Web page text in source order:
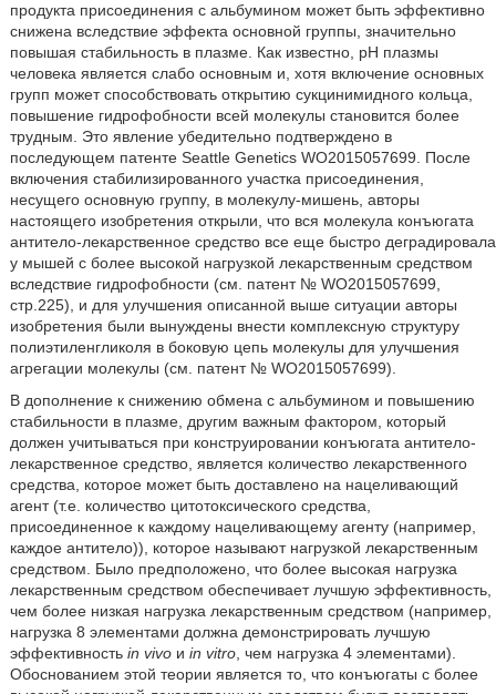
продукта присоединения с альбумином может быть эффективно
снижена вследствие эффекта основной группы, значительно
повышая стабильность в плазме. Как известно, pH плазмы
человека является слабо основным и, хотя включение основных
групп может способствовать открытию сукцинимидного кольца,
повышение гидрофобности всей молекулы становится более
трудным. Это явление убедительно подтверждено в
последующем патенте Seattle Genetics WO2015057699. После
включения стабилизированного участка присоединения,
несущего основную группу, в молекулу-мишень, авторы
настоящего изобретения открыли, что вся молекула конъюгата
антитело-лекарственное средство все еще быстро деградировала
у мышей с более высокой нагрузкой лекарственным средством
вследствие гидрофобности (см. патент № WO2015057699,
стр.225), и для улучшения описанной выше ситуации авторы
изобретения были вынуждены внести комплексную структуру
полиэтиленгликоля в боковую цепь молекулы для улучшения
агрегации молекулы (см. патент № WO2015057699).
В дополнение к снижению обмена с альбумином и повышению
стабильности в плазме, другим важным фактором, который
должен учитываться при конструировании конъюгата антитело-
лекарственное средство, является количество лекарственного
средства, которое может быть доставлено на нацеливающий
агент (т.е. количество цитотоксического средства,
присоединенное к каждому нацеливающему агенту (например,
каждое антитело)), которое называют нагрузкой лекарственным
средством. Было предположено, что более высокая нагрузка
лекарственным средством обеспечивает лучшую эффективность,
чем более низкая нагрузка лекарственным средством (например,
нагрузка 8 элементами должна демонстрировать лучшую
эффективность in vivoи in vitro, чем нагрузка 4 элементами).
Обоснованием этой теории является то, что конъюгаты с более